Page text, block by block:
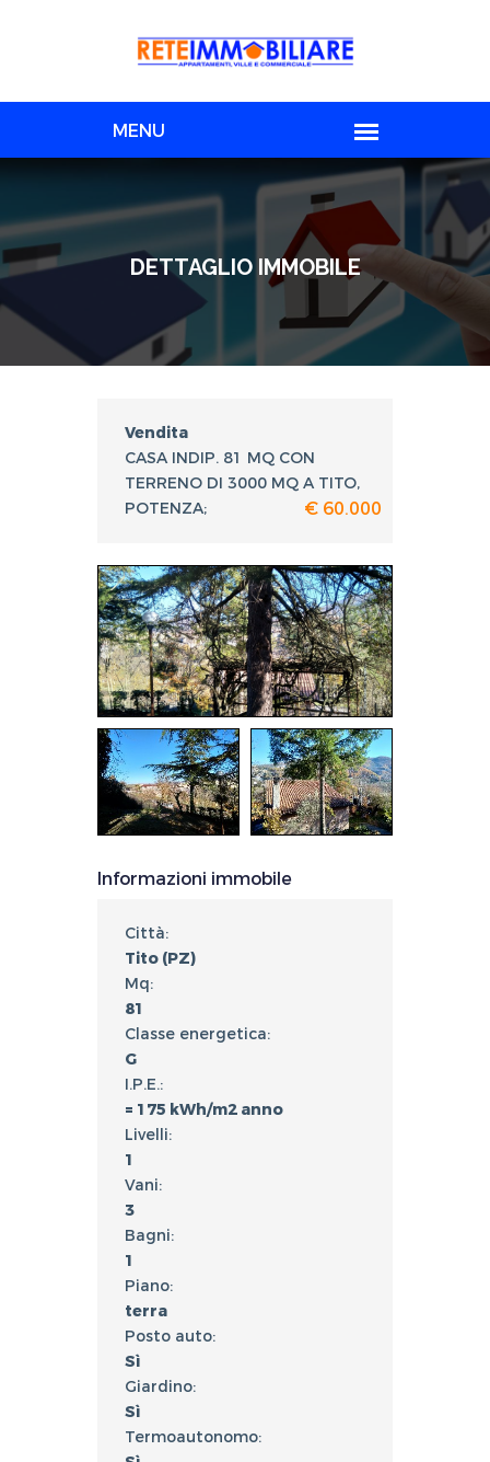
DETTAGLIO IMMOBILE
Vendita
CASA INDIP. 81 MQ CON
TERRENO DI 3000 MQ A TITO,
POTENZA;
€ 60.000
Informazioni immobile
Città:
Tito (PZ)
Mq:
81
Classe energetica:
G
I.P.E.:
= 175 kWh/m2 anno
Livelli:
1
Vani:
3
Bagni:
1
Piano:
terra
Posto auto:
Sì
Giardino:
Sì
Termoautonomo: